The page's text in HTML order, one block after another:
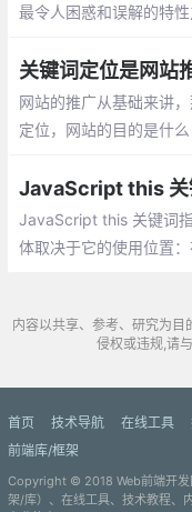
最令人困惑和误解的特
案。
关键词定位是网站
网站的推广从基础来讲
定位，网站的目的是什
定位
JavaScript this 关
JavaScript this 关键词
体取决于它的使用位置
内容以共享、参考、研究为目
侵权或违规,请
首页 技术导航 在线工具
前端库/框架